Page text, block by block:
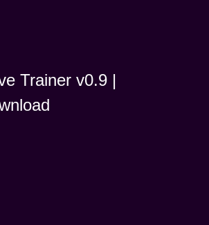
Trainer v0.9 |